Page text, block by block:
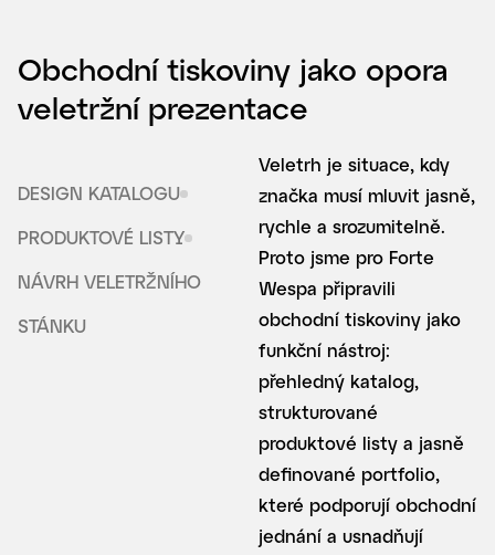
Obchodní tiskoviny jako opora
veletržní prezentace
DESIGN KATALOGU
PRODUKTOVÉ LISTY
NÁVRH VELETRŽNÍHO
STÁNKU
Veletrh je situace, kdy
značka musí mluvit jasně,
rychle a srozumitelně.
Proto jsme pro Forte
Wespa připravili
obchodní tiskoviny jako
funkční nástroj:
přehledný katalog,
strukturované
produktové listy a jasně
definované portfolio,
které podporují obchodní
jednání a usnadňují